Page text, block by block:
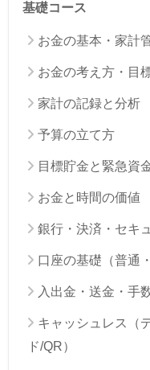
基礎コース
お金の基本・家計
お金の考え方・目
家計の記録と分析
予算の立て方
目標貯金と緊急資
お金と時間の価値
銀行・決済・セキ
口座の基礎（普通
入出金・送金・手
キャッシュレス（
ド/QR）